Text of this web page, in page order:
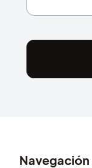
Navegación